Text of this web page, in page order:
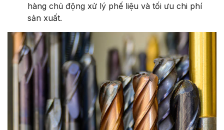
hàng chủ động xử lý phế liệu và tối ưu chi phí
sản xuất.